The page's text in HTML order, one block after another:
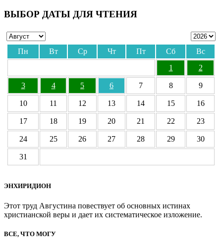
ВЫБОР ДАТЫ ДЛЯ ЧТЕНИЯ
Пн Вт Ср Чт Пт Сб
Вс
1
2
3 4 5 6 7 8 9
10 11 12 13 14 15 16
17 18 19 20 21 22 23
24 25 26 27 28 29 30
31
ЭНХИРИДИОН
Этот труд Августина повествует об основных истинах
христианской веры и дает их систематическое изложение.
ВСЕ, ЧТО МОГУ